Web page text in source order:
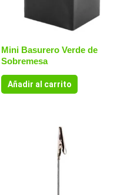
Mini Basurero Verde de
Sobremesa
Añadir al carrito